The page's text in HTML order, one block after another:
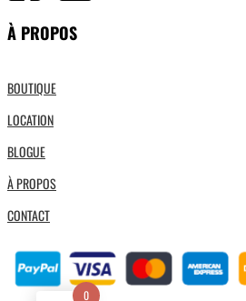
À PROPOS
BOUTIQUE
LOCATION
BLOGUE
À PROPOS
CONTACT
0